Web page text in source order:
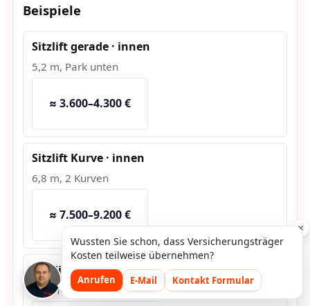
Beispiele
Sitzlift gerade · innen
5,2 m, Park unten
≈ 3.600–4.300 €
Sitzlift Kurve · innen
6,8 m, 2 Kurven
≈ 7.500–9.200 €
Hublift · außen
1,2 m Hub, Fundament
×
Wussten Sie schon, dass Versicherungsträger
Kosten teilweise übernehmen?
Anrufen E-Mail Kontakt Formular